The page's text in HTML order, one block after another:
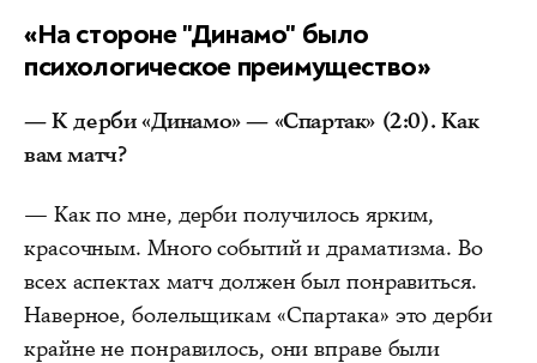
«На стороне "Динамо" было
психологическое преимущество»
— К дерби «Динамо» — «Спартак» (2:0). Как
вам матч?
— Как по мне, дерби получилось ярким,
красочным. Много событий и драматизма. Во
всех аспектах матч должен был понравиться.
Наверное, болельщикам «Спартака» это дерби
крайне не понравилось, они вправе были